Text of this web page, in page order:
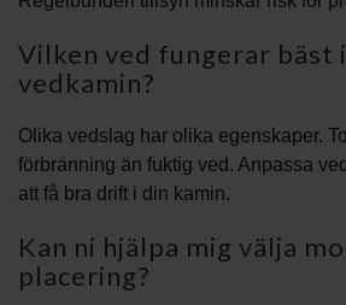
Vilken ved fungerar bäst
vedkamin?
Olika vedslag har olika egenskaper.
förbränning än fuktig ved. Anpassa
att få bra drift i din kamin.
Kan ni hjälpa mig välja
placering?